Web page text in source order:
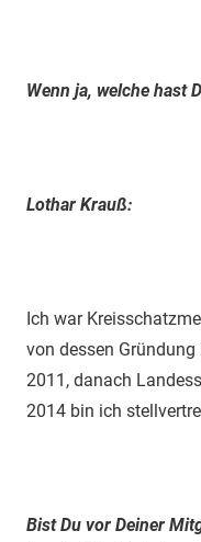
Wenn ja, welche hast
Lothar Krauß:
Ich war
von dessen
2011, danach
2014 bin ich
Bist Du vor Deiner